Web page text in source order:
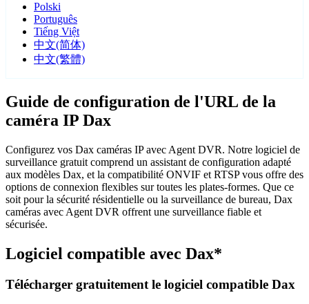
Polski
Português
Tiếng Việt
中文(简体)
中文(繁體)
Guide de configuration de l'URL de la
caméra IP Dax
Configurez vos Dax caméras IP avec Agent DVR. Notre logiciel de
surveillance gratuit comprend un assistant de configuration adapté
aux modèles Dax, et la compatibilité ONVIF et RTSP vous offre des
options de connexion flexibles sur toutes les plates-formes. Que ce
soit pour la sécurité résidentielle ou la surveillance de bureau, Dax
caméras avec Agent DVR offrent une surveillance fiable et
sécurisée.
Logiciel compatible avec Dax*
Télécharger gratuitement le logiciel compatible Dax